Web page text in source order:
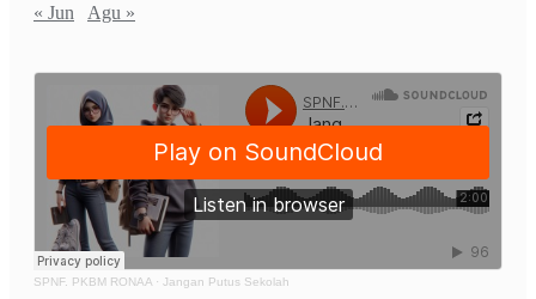
« Jun
Agu »
SPNF. PKBM RONAA · Jangan Putus Sekolah